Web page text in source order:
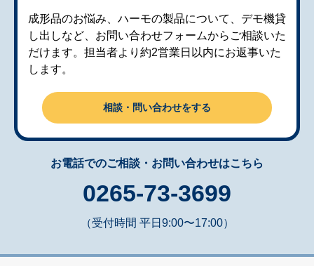
成形品のお悩み、ハーモの製品について、デモ機貸
し出しなど、お問い合わせフォームからご相談いた
だけます。担当者より約2営業日以内にお返事いた
します。
相談・問い合わせをする
お電話でのご相談・お問い合わせはこちら
0265-73-3699
（受付時間 平日9:00〜17:00）